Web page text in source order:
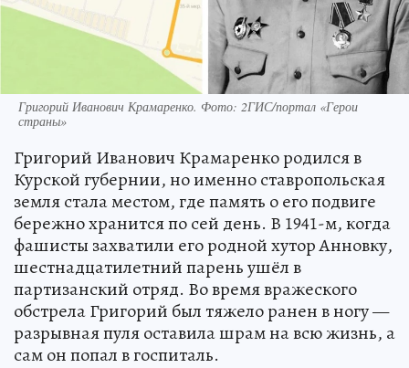
Григорий Иванович Крамаренко. Фото: 2ГИС/портал «Герои
страны»
Григорий Иванович Крамаренко родился в
Курской губернии, но именно ставропольская
земля стала местом, где память о его подвиге
бережно хранится по сей день. В 1941-м, когда
фашисты захватили его родной хутор Анновку,
шестнадцатилетний парень ушёл в
партизанский отряд. Во время вражеского
обстрела Григорий был тяжело ранен в ногу —
разрывная пуля оставила шрам на всю жизнь, а
сам он попал в госпиталь.